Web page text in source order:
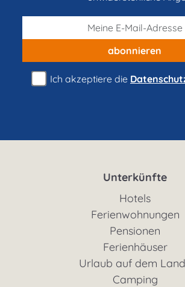
abonnieren
Unterkünfte
Hotels
Ferienwohnungen
Pensionen
Ferienhäuser
Urlaub auf dem Lande